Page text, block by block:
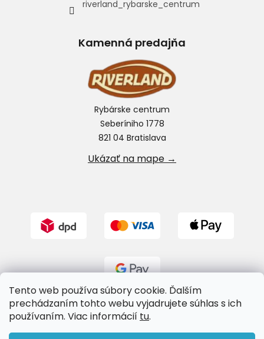
Tento web používa súbory cookie. Ďalším
prechádzaním tohto webu vyjadrujete súhlas s ich
používaním. Viac informácií tu.
riverland_rybarske_centrum
Kamenná predajňa
Rybárske centrum
Seberíniho 1778
821 04 Bratislava
Ukázať na mape →